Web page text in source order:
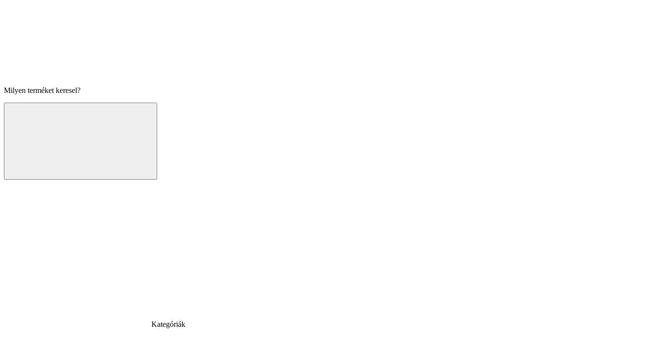
Milyen terméket keresel?
Kategóriák